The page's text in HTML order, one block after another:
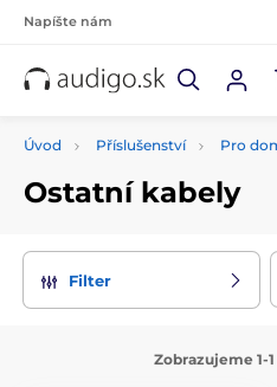
Napíšte nám
Úvod Příslušenství Pro
Ostatní kabely
Filter
Zobrazujeme 1-